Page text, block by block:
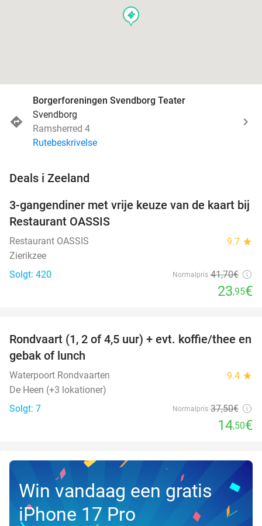
events
Borgerforeningen Svendborg Teater
Svendborg
Ramsherred 4
Rutebeskrivelse
Deals i Zeeland
43%
3-gangendiner met vrije keuze van de kaart bij
Restaurant OASSIS
Restaurant OASSIS 9.7 star
Zierikzee
Solgt: 420
Normalpris 41,70€
23,95€
61%
DAG
Rondvaart (1, 2 of 4,5 uur) + evt. koffie/thee en
gebak of lunch
Waterpoort Rondvaarten 9.4 star
De Heen (+3 lokationer)
Solgt: 7
Normalpris 37,50€
14,50€
Win vandaag een gratis
iPhone 17 Pro